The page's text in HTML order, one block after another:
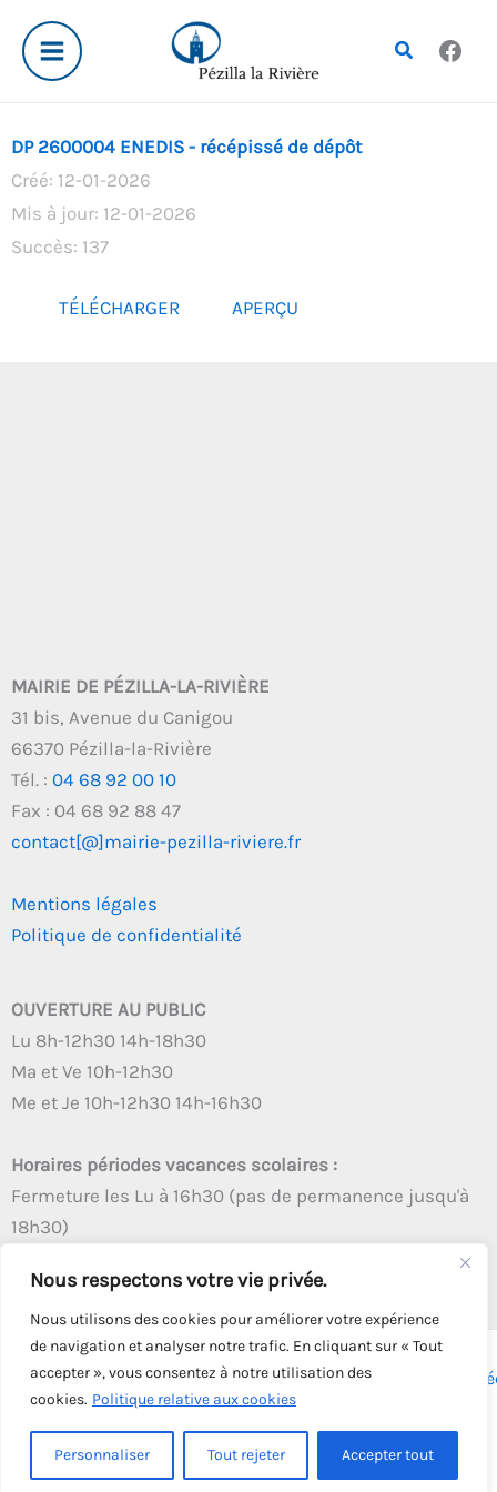
Nous respectons votre vie privée.
Nous utilisons des cookies pour améliorer votre expérience
de navigation et analyser notre trafic. En cliquant sur « Tout
accepter », vous consentez à notre utilisation des
cookies. Politique relative aux cookies
Personnaliser Tout rejeter Accepter tout
contenu
Rechercher
DP 2600004 ENEDIS - récépissé de dépôt
Créé: 12-01-2026
Mis à jour: 12-01-2026
Succès: 137
TÉLÉCHARGER APERÇU
MAIRIE DE PÉZILLA-LA-RIVIÈRE
31 bis, Avenue du Canigou
66370 Pézilla-la-Rivière
Tél. : 04 68 92 00 10
Fax : 04 68 92 88 47
contact[@]mairie-pezilla-riviere.fr
Mentions légales
Politique de confidentialité
OUVERTURE AU PUBLIC
Lu 8h-12h30 14h-18h30
Ma et Ve 10h-12h30
Me et Je 10h-12h30 14h-16h30
Horaires périodes vacances scolaires :
Fermeture les Lu à 16h30 (pas de permanence jusqu'à
18h30)
Copyright © 2026 - Tous droits réservés - | Webmaster
Solution